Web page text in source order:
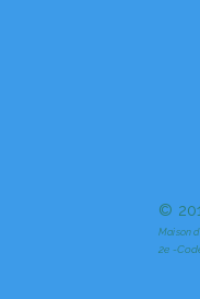
©
Maison
2e -